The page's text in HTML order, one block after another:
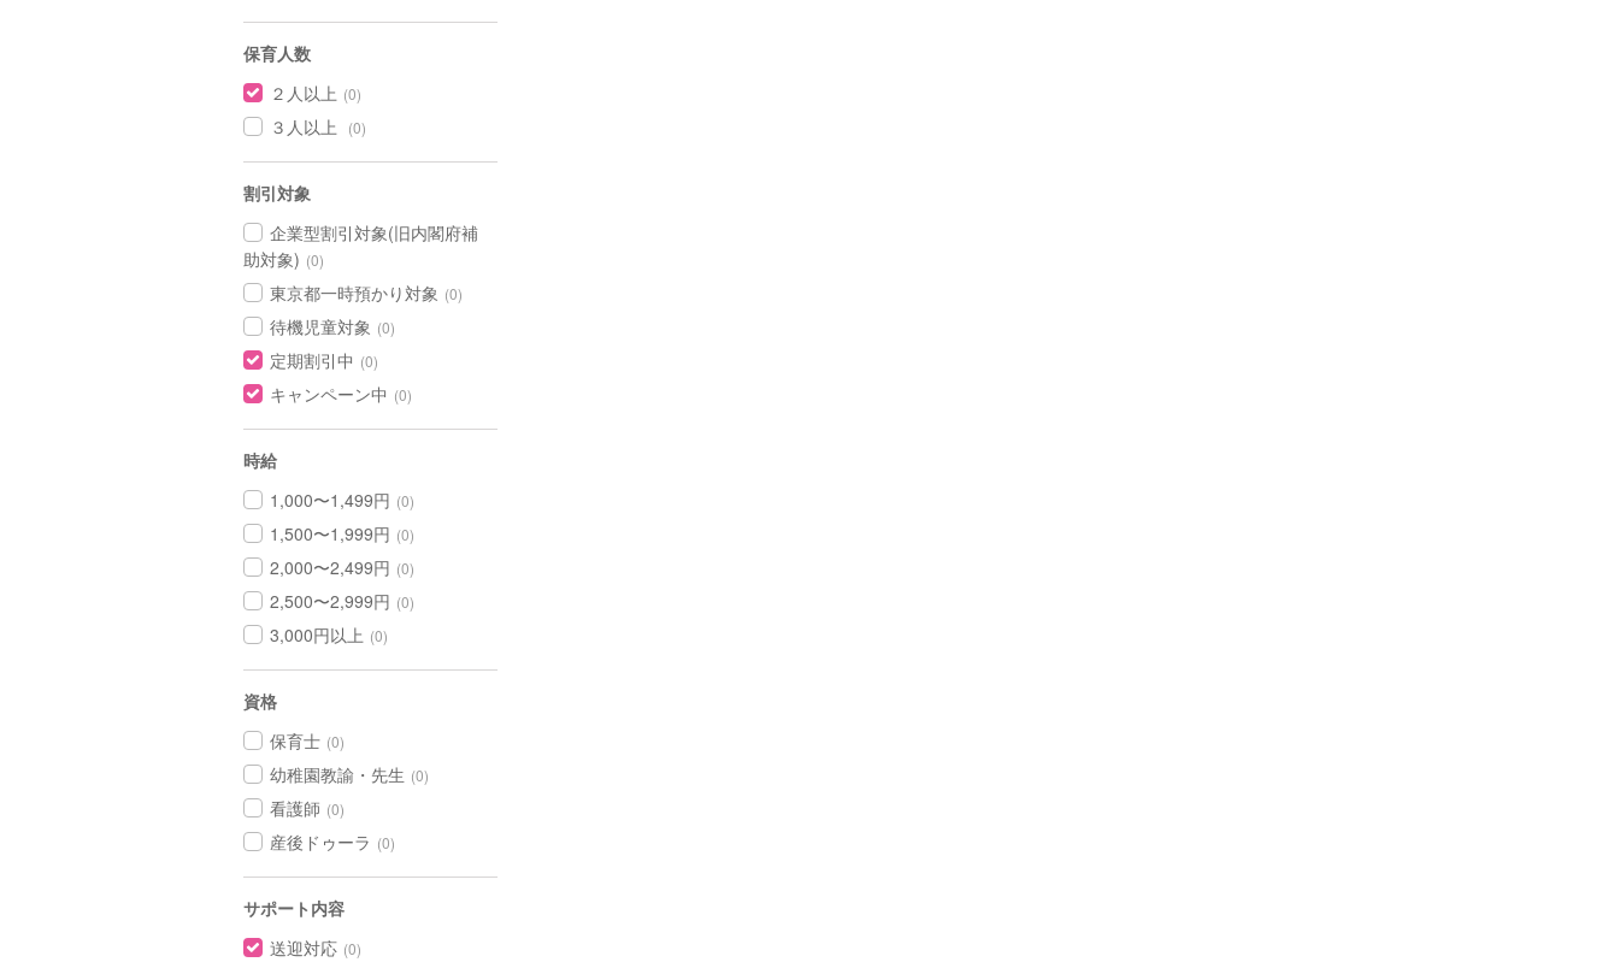
保育人数
２人以上 (0)
３人以上 (0)
割引対象
企業型割引対象(旧内閣府補
助対象) (0)
東京都一時預かり対象 (0)
待機児童対象 (0)
定期割引中 (0)
キャンペーン中 (0)
時給
1,000〜1,499円 (0)
1,500〜1,999円 (0)
2,000〜2,499円 (0)
2,500〜2,999円 (0)
3,000円以上 (0)
資格
保育士 (0)
幼稚園教諭・先生 (0)
看護師 (0)
産後ドゥーラ (0)
サポート内容
送迎対応 (0)